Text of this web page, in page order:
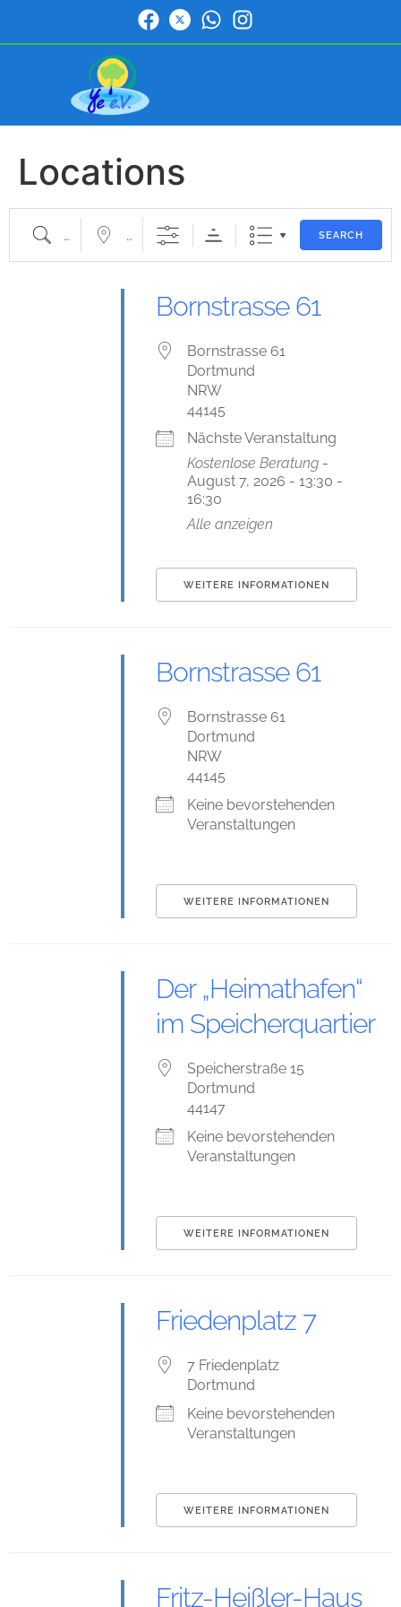
Locations
SEARCH
Bornstrasse 61
Bornstrasse 61
Dortmund
NRW
44145
Nächste Veranstaltung
Kostenlose Beratung -
August 7, 2026 - 13:30 -
16:30
Alle anzeigen
WEITERE INFORMATIONEN
Bornstrasse 61
Bornstrasse 61
Dortmund
NRW
44145
Keine bevorstehenden
Veranstaltungen
WEITERE INFORMATIONEN
Der „Heimathafen“
im Speicherquartier
Speicherstraße 15
Dortmund
44147
Keine bevorstehenden
Veranstaltungen
WEITERE INFORMATIONEN
Friedenplatz 7
7 Friedenplatz
Dortmund
Keine bevorstehenden
Veranstaltungen
WEITERE INFORMATIONEN
Fritz-Heißler-Haus